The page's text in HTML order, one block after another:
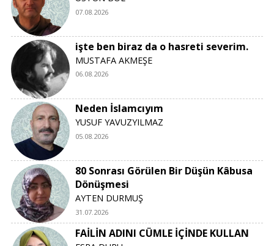
07.08.2026
işte ben biraz da o hasreti severim.
MUSTAFA AKMEŞE
06.08.2026
Neden İslamcıyım
YUSUF YAVUZYILMAZ
05.08.2026
80 Sonrası Görülen Bir Düşün Kâbusa
Dönüşmesi
AYTEN DURMUŞ
31.07.2026
FAİLİN ADINI CÜMLE İÇİNDE KULLAN